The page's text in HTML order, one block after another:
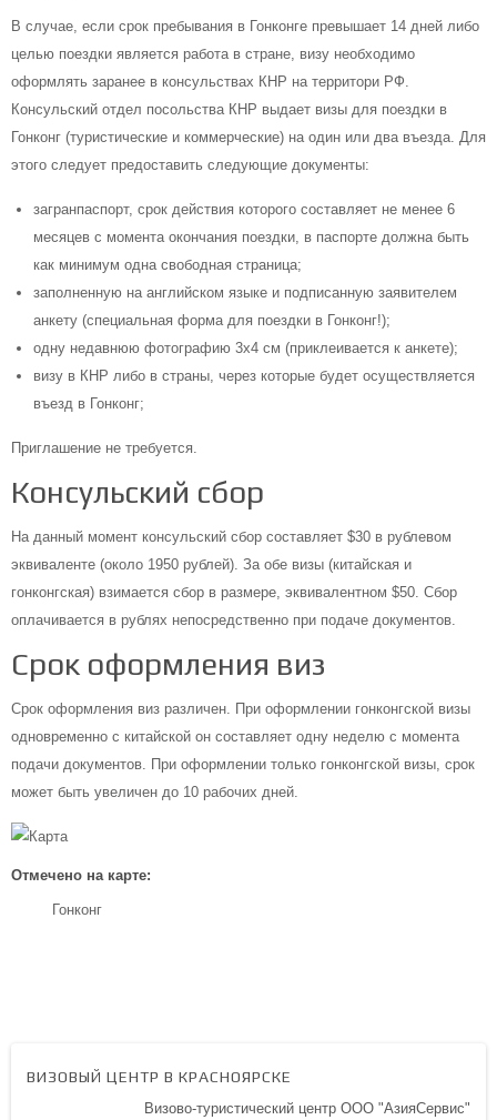
В случае, если срок пребывания в Гонконге превышает 14 дней либо
целью поездки является работа в стране, визу необходимо
оформлять заранее в консульствах КНР на территори РФ.
Консульский отдел посольства КНР выдает визы для поездки в
Гонконг (туристические и коммерческие) на один или два въезда. Для
этого следует предоставить следующие документы:
загранпаспорт, срок действия которого составляет не менее 6
месяцев с момента окончания поездки, в паспорте должна быть
как минимум одна свободная страница;
заполненную на английском языке и подписанную заявителем
анкету (специальная форма для поездки в Гонконг!);
одну недавнюю фотографию 3х4 см (приклеивается к анкете);
визу в КНР либо в страны, через которые будет осуществляется
въезд в Гонконг;
Приглашение не требуется.
Консульский сбор
На данный момент консульский сбор составляет $30 в рублевом
эквиваленте (около 1950 рублей). За обе визы (китайская и
гонконгская) взимается сбор в размере, эквивалентном $50. Сбор
оплачивается в рублях непосредственно при подаче документов.
Срок оформления виз
Срок оформления виз различен. При оформлении гонконгской визы
одновременно с китайской он составляет одну неделю с момента
подачи документов. При оформлении только гонконгской визы, срок
может быть увеличен до 10 рабочих дней.
Отмечено на карте:
Гонконг
ВИЗОВЫЙ ЦЕНТР В КРАСНОЯРСКЕ
Визово-туристический центр ООО "АзияСервис"